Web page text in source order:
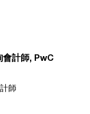
會計師, PwC
師